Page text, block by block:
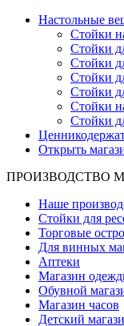
Настольные
Стойки
Стойки
Стойки
Стойки
Стойки
Стойки
Стойки
Открыть
ПРОИЗВОДСТВО
Наше
Стойки для
Торговые
Для винных
Аптеки
Магазин
Обувной
Магазин часов
Детский